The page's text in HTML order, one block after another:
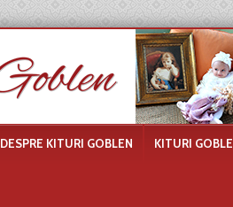
DESPRE KITURI GOBLEN KITURI